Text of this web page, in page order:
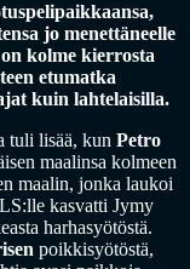
jo menettäneelle
kolme kierrosta
etumatka
kuin lahtelaisilla.
tuli lisää, kun Petro
maalinsa kolmeen
maalin, jonka laukoi
kasvatti Jymy
harhasyötöstä.
poikkisyötöstä,